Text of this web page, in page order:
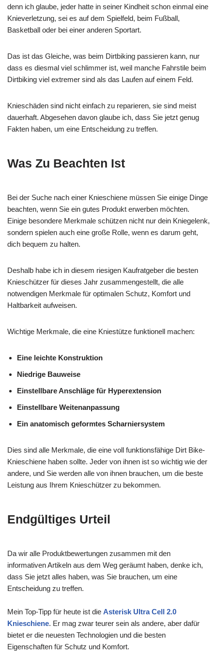
denn ich glaube, jeder hatte in seiner Kindheit schon einmal eine
Knieverletzung, sei es auf dem Spielfeld, beim Fußball,
Basketball oder bei einer anderen Sportart.
Das ist das Gleiche, was beim Dirtbiking passieren kann, nur
dass es diesmal viel schlimmer ist, weil manche Fahrstile beim
Dirtbiking viel extremer sind als das Laufen auf einem Feld.
Knieschäden sind nicht einfach zu reparieren, sie sind meist
dauerhaft. Abgesehen davon glaube ich, dass Sie jetzt genug
Fakten haben, um eine Entscheidung zu treffen.
Was Zu Beachten Ist
Bei der Suche nach einer Knieschiene müssen Sie einige Dinge
beachten, wenn Sie ein gutes Produkt erwerben möchten.
Einige besondere Merkmale schützen nicht nur dein Kniegelenk,
sondern spielen auch eine große Rolle, wenn es darum geht,
dich bequem zu halten.
Deshalb habe ich in diesem riesigen Kaufratgeber die besten
Knieschützer für dieses Jahr zusammengestellt, die alle
notwendigen Merkmale für optimalen Schutz, Komfort und
Haltbarkeit aufweisen.
Wichtige Merkmale, die eine Kniestütze funktionell machen:
Eine leichte Konstruktion
Niedrige Bauweise
Einstellbare Anschläge für Hyperextension
Einstellbare Weitenanpassung
Ein anatomisch geformtes Scharniersystem
Dies sind alle Merkmale, die eine voll funktionsfähige Dirt Bike-
Knieschiene haben sollte. Jeder von ihnen ist so wichtig wie der
andere, und Sie werden alle von ihnen brauchen, um die beste
Leistung aus Ihrem Knieschützer zu bekommen.
Endgültiges Urteil
Da wir alle Produktbewertungen zusammen mit den
informativen Artikeln aus dem Weg geräumt haben, denke ich,
dass Sie jetzt alles haben, was Sie brauchen, um eine
Entscheidung zu treffen.
Mein Top-Tipp für heute ist die Asterisk Ultra Cell 2.0
Knieschiene. Er mag zwar teurer sein als andere, aber dafür
bietet er die neuesten Technologien und die besten
Eigenschaften für Schutz und Komfort.